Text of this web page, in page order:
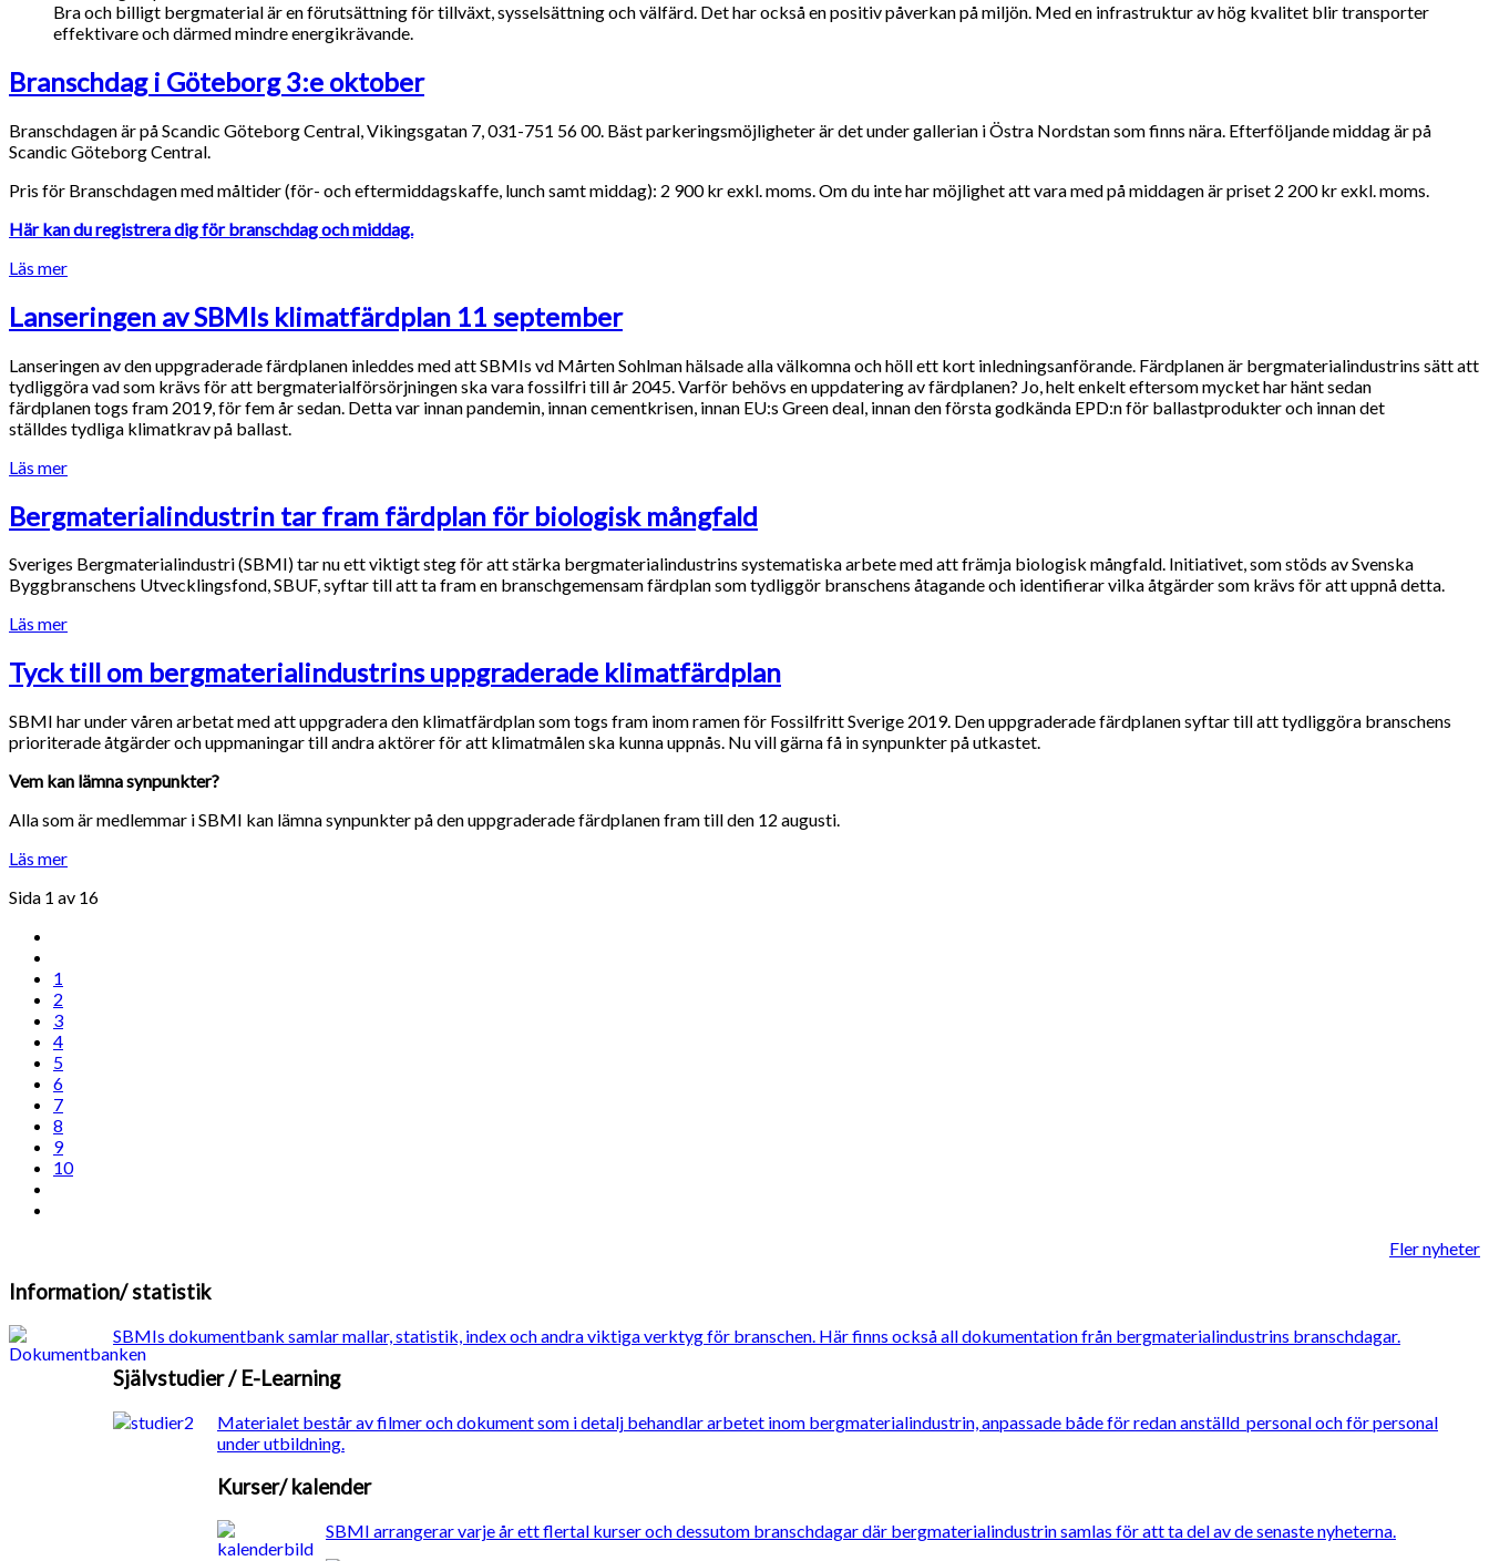
Bra och billigt bergmaterial är en förutsättning för tillväxt, sysselsättning och välfärd. Det har också en positiv påverkan på miljön. Med en infrastruktur av hög kvalitet blir transporter
effektivare och därmed mindre energikrävande.
Branschdag i Göteborg 3:e oktober
Branschdagen är på Scandic Göteborg Central, Vikingsgatan 7, 031-751 56 00. Bäst parkeringsmöjligheter är det under gallerian i Östra Nordstan som finns nära. Efterföljande middag är på
Scandic Göteborg Central.
Pris för Branschdagen med måltider (för- och eftermiddagskaffe, lunch samt middag): 2 900 kr exkl. moms. Om du inte har möjlighet att vara med på middagen är priset 2 200 kr exkl. moms.
Här kan du registrera dig för branschdag och middag.
Läs mer
Lanseringen av SBMIs klimatfärdplan 11 september
Lanseringen av den uppgraderade färdplanen inleddes med att SBMIs vd Mårten Sohlman hälsade alla välkomna och höll ett kort inledningsanförande. Färdplanen är bergmaterialindustrins sätt att
tydliggöra vad som krävs för att bergmaterialförsörjningen ska vara fossilfri till år 2045. Varför behövs en uppdatering av färdplanen? Jo, helt enkelt eftersom mycket har hänt sedan
färdplanen togs fram 2019, för fem år sedan. Detta var innan pandemin, innan cementkrisen, innan EU:s Green deal, innan den första godkända EPD:n för ballastprodukter och innan det
ställdes tydliga klimatkrav på ballast.
Läs mer
Bergmaterialindustrin tar fram färdplan för biologisk mångfald
Sveriges Bergmaterialindustri (SBMI) tar nu ett viktigt steg för att stärka bergmaterialindustrins systematiska arbete med att främja biologisk mångfald. Initiativet, som stöds av Svenska
Byggbranschens Utvecklingsfond, SBUF, syftar till att ta fram en branschgemensam färdplan som tydliggör branschens åtagande och identifierar vilka åtgärder som krävs för att uppnå detta.
Läs mer
Tyck till om bergmaterialindustrins uppgraderade klimatfärdplan
SBMI har under våren arbetat med att uppgradera den klimatfärdplan som togs fram inom ramen för Fossilfritt Sverige 2019. Den uppgraderade färdplanen syftar till att tydliggöra branschens
prioriterade åtgärder och uppmaningar till andra aktörer för att klimatmålen ska kunna uppnås. Nu vill gärna få in synpunkter på utkastet.
Vem kan lämna synpunkter?
Alla som är medlemmar i SBMI kan lämna synpunkter på den uppgraderade färdplanen fram till den 12 augusti.
Läs mer
Sida 1 av 16
1
2
3
4
5
6
7
8
9
10
Fler nyheter
Information/ statistik
SBMIs dokumentbank samlar mallar, statistik, index och andra viktiga verktyg för branschen. Här finns också all dokumentation från bergmaterialindustrins branschdagar.
Självstudier / E-Learning
Materialet består av filmer och dokument som i detalj behandlar arbetet inom bergmaterialindustrin, anpassade både för redan anställd personal och för personal
under utbildning.
Kurser/ kalender
SBMI arrangerar varje år ett flertal kurser och dessutom branschdagar där bergmaterialindustrin samlas för att ta del av de senaste nyheterna.